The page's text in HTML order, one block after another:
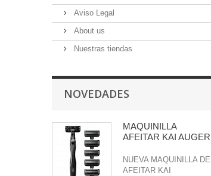
Aviso Legal
About us
Nuestras tiendas
NOVEDADES
MAQUINILLA
AFEITAR KAI AUGER
NUEVA MAQUINILLA DE
AFEITAR KAI